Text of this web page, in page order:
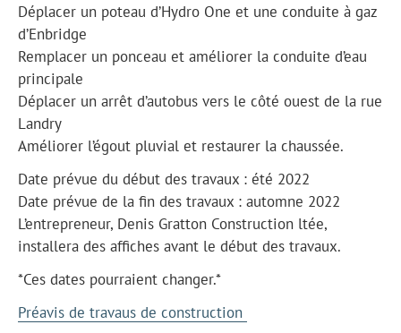
Déplacer un poteau d’Hydro One et une conduite à gaz
d’Enbridge
Remplacer un ponceau et améliorer la conduite d’eau
principale
Déplacer un arrêt d’autobus vers le côté ouest de la rue
Landry
Améliorer l’égout pluvial et restaurer la chaussée.
Date prévue du début des travaux : été 2022
Date prévue de la fin des travaux : automne 2022
L’entrepreneur, Denis Gratton Construction ltée,
installera des affiches avant le début des travaux.
*Ces dates pourraient changer.*
Préavis de travaus de construction